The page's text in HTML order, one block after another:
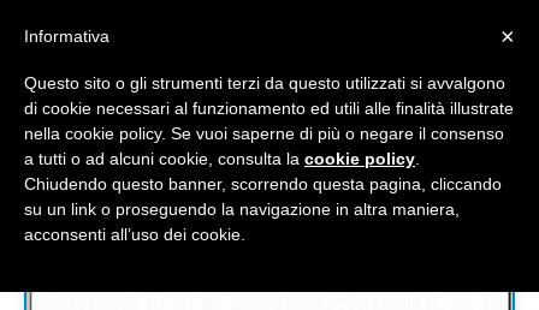
Accedi / Registrati
Contattaci
×
Informativa
Questo sito o gli strumenti terzi da questo utilizzati si avvalgono
di cookie necessari al funzionamento ed utili alle finalità illustrate
nella cookie policy. Se vuoi saperne di più o negare il consenso
a tutti o ad alcuni cookie, consulta la cookie policy
Chiudendo questo banner, scorrendo questa pagina, cliccando
su un link o proseguendo la navigazione in altra maniera,
acconsenti all’uso dei cookie.